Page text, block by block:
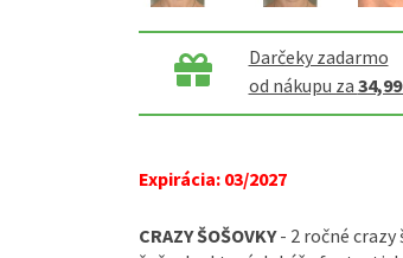
Darčeky zadarmo
od nákupu za
Expirácia: 03/2027
CRAZY ŠOŠOVKY- 2 ročné crazy